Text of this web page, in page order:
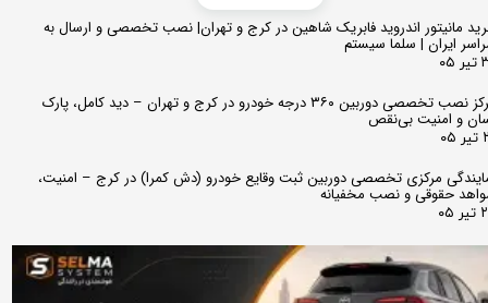
مانیتور اندروید فابریک شاهین در کرج و تهران| نصب تخصصی و ارسال به
ایران | سلما سیستم
مرکز نصب تخصصی دوربین ۳۶۰ درجه خودرو در کرج و تهران – دید کامل، پارک
و امنیت بی‌نقص
مرکزی تخصصی دوربین ثبت وقایع خودرو (دش کمرا) در کرج – امنیت،
حقوقی و نصب مخفیانه